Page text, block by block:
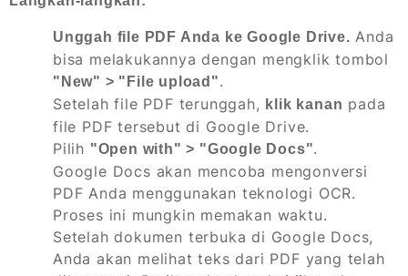
Unggah file PDF Anda ke Google Drive. Anda
bisa melakukannya dengan mengklik tombol
"New" > "File upload".
Setelah file PDF terunggah, klik kanan pada
file PDF tersebut di Google Drive.
Pilih "Open with" > "Google Docs".
Google Docs akan mencoba mengonversi
PDF Anda menggunakan teknologi OCR.
Proses ini mungkin memakan waktu.
Setelah dokumen terbuka di Google Docs,
Anda akan melihat teks dari PDF yang telah